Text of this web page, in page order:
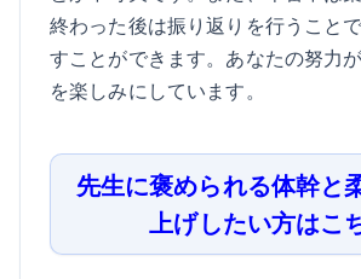
終わった後は振り返りを行うこと
すことができます。あなたの努力
を楽しみにしています。
先生に褒められる体幹と
上げしたい方はこ